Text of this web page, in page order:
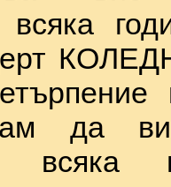
да
всяка